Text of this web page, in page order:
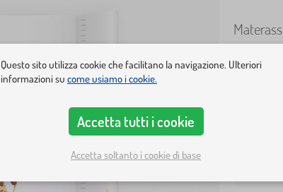
..altro
Questo sito utilizza cookie che facilitano la navigazione. Ulteriori
informazioni su come usiamo i cookie.
Accetta tutti i cookie
Accetta soltanto i cookie di base